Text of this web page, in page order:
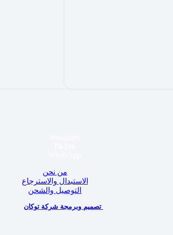
من نحن
الاستبدال والاسترجاع
التوصيل والشحن
تصميم وبرمجة شركة توكان